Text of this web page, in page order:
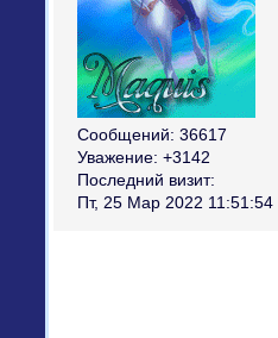
Сообщений: 36617
Уважение: +3142
Последний визит:
Пт, 25 Мар 2022 11:51:54